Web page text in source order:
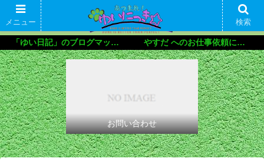
「ゆい日記」のブログマップ🌝 やすだ へのお仕事依頼について
お問い合わせ
メニュー 検索